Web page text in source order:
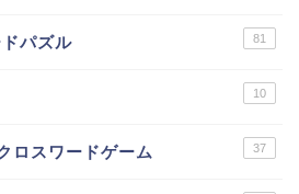
パズル 81
10
ロスワードゲーム 37